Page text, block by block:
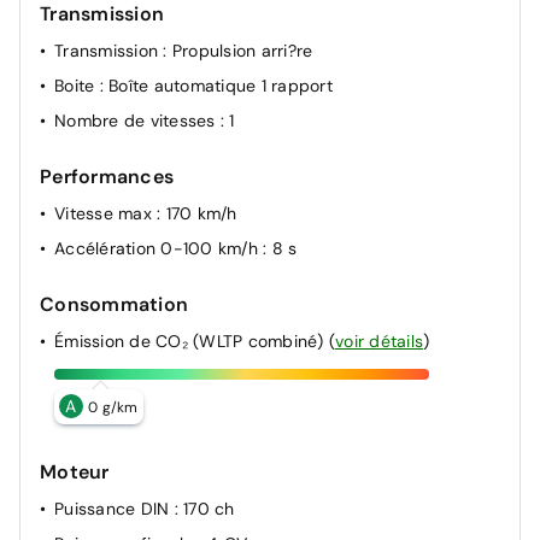
Transmission
Transmission: Propulsion arri?re
Boite : Boîte automatique 1 rapport
Nombre de vitesses : 1
Performances
Vitesse max : 170 km/h
Accélération 0-100 km/h : 8 s
Consommation
Émission de CO₂ (WLTP combiné) (voir détails)
A 0 g/km
Moteur
Puissance DIN : 170 ch